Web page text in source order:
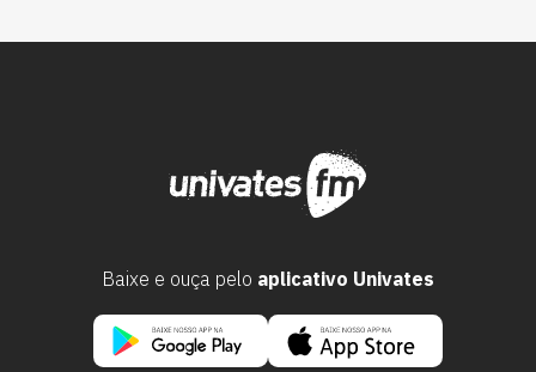
Baixe e ouça pelo aplicativo Univates